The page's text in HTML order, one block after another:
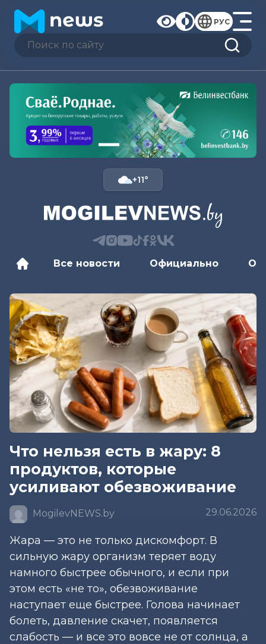
РУС
+11°
Все новости Официально
Что нельзя есть в жару: 8
продуктов, которые
усиливают обезвоживание
MogilevNEWS.by 29.06.2026
Жара — это не только дискомфорт. В
сильную жару организм теряет воду
намного быстрее обычного, и если при
этом есть «не то», обезвоживание
наступает еще быстрее. Голова начинает
болеть, давление скачет, появляется
слабость — и все это вовсе не от солнца, а